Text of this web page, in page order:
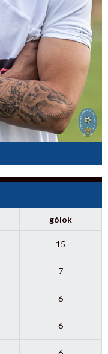
gólok
15
7
6
6